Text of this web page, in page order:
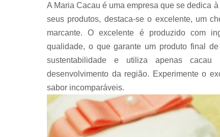
A Maria Cacau é uma empresa que se dedica
seus produtos, destaca-se o excelente, um
marcante. O excelente é produzido com
qualidade, o que garante um produto final
sustentabilidade e utiliza apenas
desenvolvimento da região. Experimente o
sabor incomparáveis.